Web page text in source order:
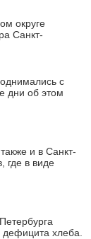
округе
Санкт-
с
дни об этом
и в Санкт-
где в виде
дефицита хлеба.